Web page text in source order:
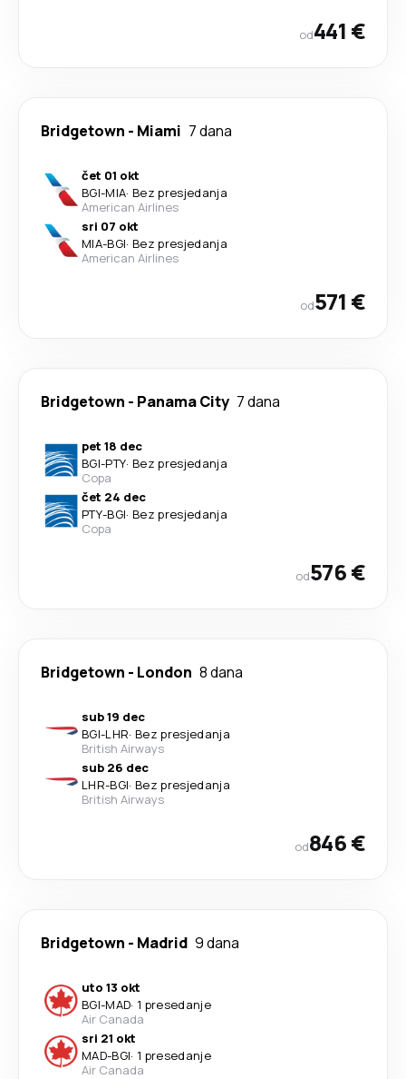
od441 €
Bridgetown - Miami 7 dana
čet 01 okt
BGI-MIA· Bez presjedanja
American Airlines
sri 07 okt
MIA-BGI· Bez presjedanja
American Airlines
od571 €
Bridgetown - Panama City 7 dana
pet 18 dec
BGI-PTY· Bez presjedanja
Copa
čet 24 dec
PTY-BGI· Bez presjedanja
Copa
od576 €
Bridgetown - London 8 dana
sub 19 dec
BGI-LHR· Bez presjedanja
British Airways
sub 26 dec
LHR-BGI· Bez presjedanja
British Airways
od846 €
Bridgetown - Madrid 9 dana
uto 13 okt
BGI-MAD· 1 presedanje
Air Canada
sri 21 okt
MAD-BGI· 1 presedanje
Air Canada